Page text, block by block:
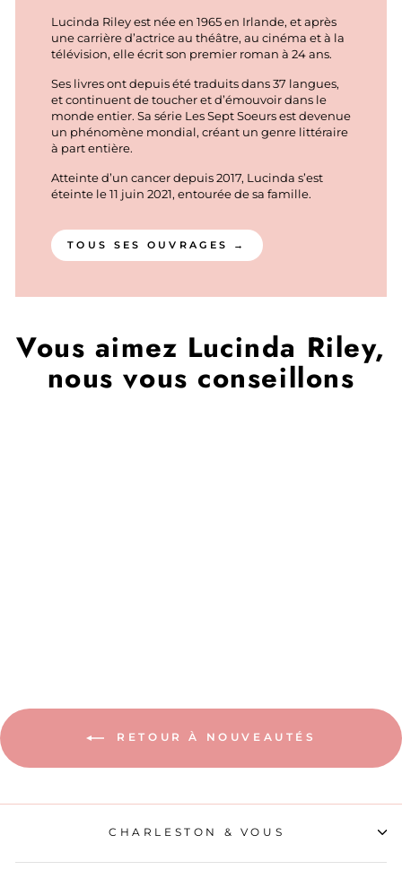
Lucinda Riley est née en 1965 en Irlande, et après
une carrière d’actrice au théâtre, au cinéma et à la
télévision, elle écrit son premier roman à 24 ans.
Ses livres ont depuis été traduits dans 37 langues,
et continuent de toucher et d’émouvoir dans le
monde entier. Sa série Les Sept Soeurs est devenue
un phénomène mondial, créant un genre littéraire
à part entière.
Atteinte d’un cancer depuis 2017, Lucinda s’est
éteinte le 11 juin 2021, entourée de sa famille.
TOUS SES OUVRAGES →
Vous aimez Lucinda Riley,
nous vous conseillons
RETOUR À NOUVEAUTÉS
CHARLESTON & VOUS